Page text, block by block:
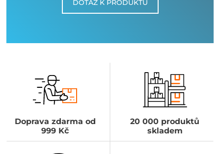
DOTAZ K PRODUKTU
Doprava zdarma od
999 Kč
20 000 produktů
skladem